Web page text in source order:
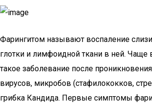
Фарингитом называют воспаление
глотки и лимфоидной ткани в ней. Чаще
такое заболевание после
вирусов, микробов (стафилококков,
грибка Кандида. Первые симптомы